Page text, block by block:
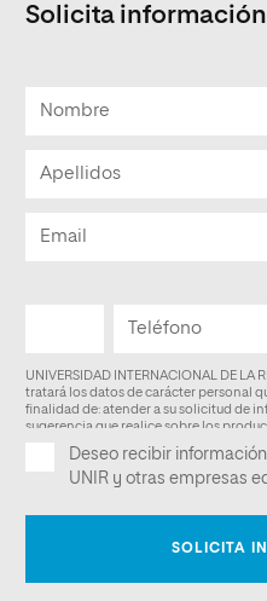
Solicita información